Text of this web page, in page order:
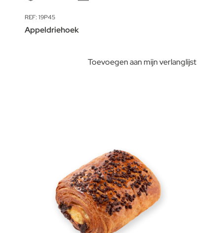
REF: 19P45
Appeldriehoek
Toevoegen aan mijn verlanglijst